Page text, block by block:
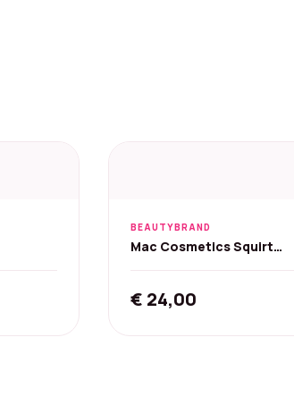
BEAUTYBRAND
Mac Cosmetics Squirt
€ 24,00